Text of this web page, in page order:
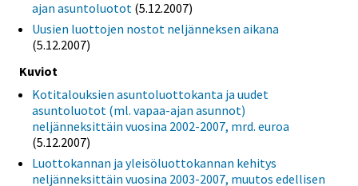
ajan asuntoluotot (5.12.2007)
Uusien luottojen nostot neljänneksen aikana
(5.12.2007)
Kuviot
Kotitalouksien asuntoluottokanta ja uudet
asuntoluotot (ml. vapaa-ajan asunnot)
neljänneksittäin vuosina 2002-2007, mrd. euroa
(5.12.2007)
Luottokannan ja yleisöluottokannan kehitys
neljänneksittäin vuosina 2003-2007, muutos edellisen